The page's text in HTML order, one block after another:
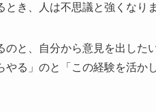
き、人は不思議と強くなりま
と、自分から意見を出した
る」のと「この経験を活か